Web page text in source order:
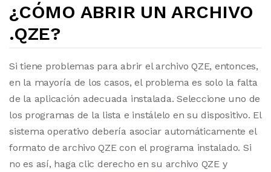
¿CÓMO ABRIR UN ARCHIVO
.QZE?
Si tiene problemas para abrir el archivo QZE, entonces,
en la mayoría de los casos, el problema es solo la falta
de la aplicación adecuada instalada. Seleccione uno de
los programas de la lista e instálelo en su dispositivo. El
sistema operativo debería asociar automáticamente el
formato de archivo QZE con el programa instalado. Si
no es así, haga clic derecho en su archivo QZE y